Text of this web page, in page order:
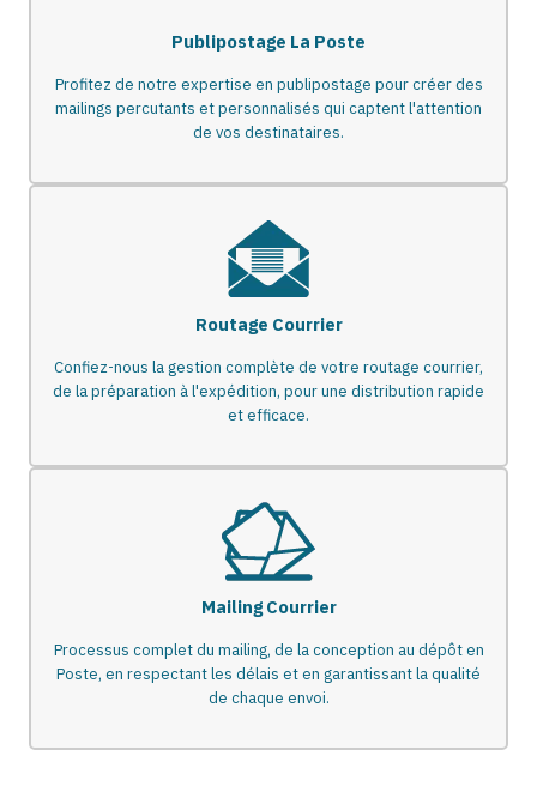
Publipostage La Poste
Profitez de notre expertise en publipostage pour créer des
mailings percutants et personnalisés qui captent l'attention
de vos destinataires.
Routage Courrier
Confiez-nous la gestion complète de votre routage courrier,
de la préparation à l'expédition, pour une distribution rapide
et efficace.
Mailing Courrier
Processus complet du mailing, de la conception au dépôt en
Poste, en respectant les délais et en garantissant la qualité
de chaque envoi.